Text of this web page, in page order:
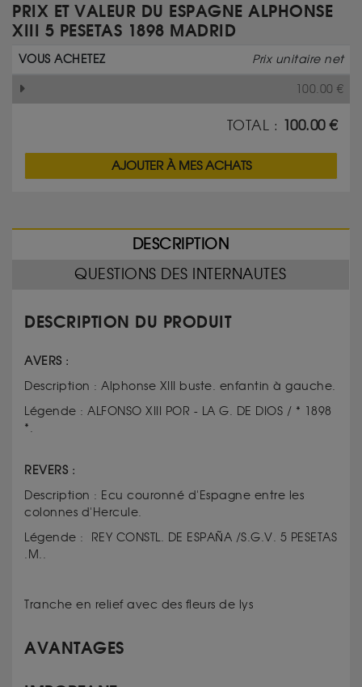
PRIX ET VALEUR DU ESPAGNE ALPHONSE
XIII 5 PESETAS 1898 MADRID
VOUS ACHETEZ Prix unitaire net
100.00 €
TOTAL : 100.00€
AJOUTER À MES ACHATS
DESCRIPTION
QUESTIONS DES INTERNAUTES
DESCRIPTION DU PRODUIT
AVERS :
Description : Alphonse XIII buste. enfantin à gauche.
Légende : ALFONSO XIII POR - LA G. DE DIOS / * 1898
*.
REVERS :
Description : Ecu couronné d'Espagne entre les
colonnes d'Hercule.
Légende : REY CONSTL. DE ESPAÑA /S.G.V. 5 PESETAS
.M..
Tranche en relief avec des fleurs de lys
AVANTAGES